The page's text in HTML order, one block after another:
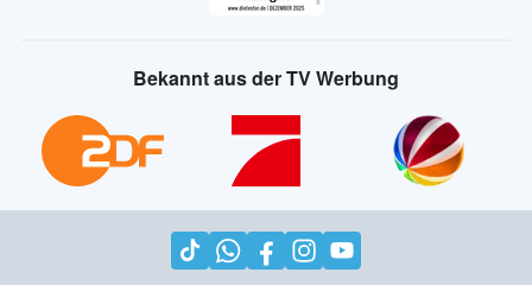
Bekannt aus der TV Werbung